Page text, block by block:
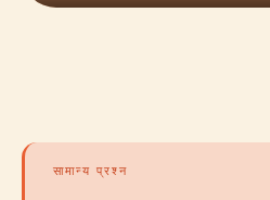
सामान्य प्रश्न